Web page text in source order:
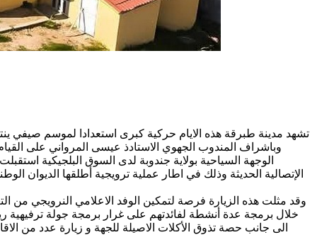
تشهد مدينة طبرقة هذه الايام حركية كبرى استعدادا لموسم صيفي
وباشراف المندوب الجهوي الاستادذ عيسى المرواني على
الإتصالية الحديثة وذلك في اطار عملية ترويجية أطلقها الديوان
وقد مثلت هذه الزيارة فرصة لتمكين الوفد الاعلامي النرويجي
الى جانب حصة تذوق الأكلات الاصيلة للجهة و زيارة عدد من